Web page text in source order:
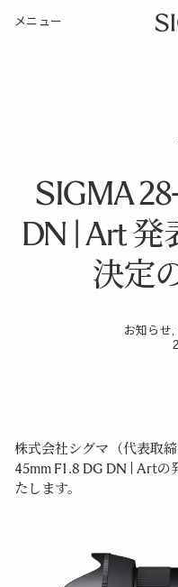
メニュー
SIGMA
DN | Art
決定
お知らせ
株式会社シグマ（代表取
45mm F1.8 DG DN | Artの
たします。